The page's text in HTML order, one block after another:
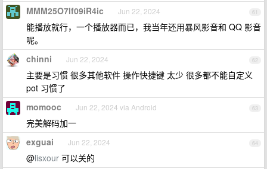
61
MMM25O7lf09iR4ic Jun 22, 2024
能播放就行，一个播放器而已，我当年还用暴风影音和 QQ 影音
呢。
62
chinni Jun 22, 2024
主要是习惯 很多其他软件 操作快捷键 太少 很多都不能自定义
pot 习惯了
63
momooc Jun 22, 2024 via Android
完美解码加一
64
exguai Jun 22, 2024
@lisxour 可以关的